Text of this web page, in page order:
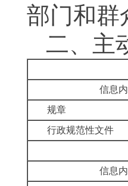
部门和群
二、 主
信息
规章
行政规范性文件
信息